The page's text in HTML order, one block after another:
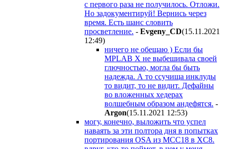
с первого раза не получилось. Отложи.
Но задокументируй! Вернись через
время. Есть шанс словить
просветление. - Evgeny_CD(15.11.2021
12:49)
ничего не обещаю ) Если бы
MPLAB X не выбешивала своей
глючностью, могла бы быть
надежда. А то ссучища инклуды
то видит, то не видит. Дефайны
во вложенных хедерах
волшебным образом андефятся. -
Argon(15.11.2021 12:53)
могу, конечно, выложить что успел
наваять за эти полтора дня в попытках
портирования OSA из MCC18 в XC8.